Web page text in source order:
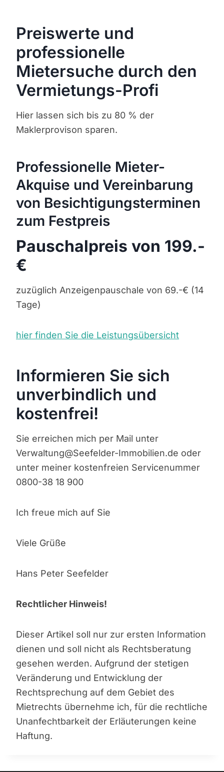
Preiswerte und
professionelle
Mietersuche durch den
Vermietungs-Profi
Hier lassen sich bis zu 80 % der
Maklerprovison sparen.
Professionelle Mieter-
Akquise und Vereinbarung
von Besichtigungsterminen
zum Festpreis
Pauschalpreis von 199.-
€
zuzüglich Anzeigenpauschale von 69.-€ (14
Tage)
hier finden Sie die Leistungsübersicht
Informieren Sie sich
unverbindlich und
kostenfrei!
Sie erreichen mich per Mail unter
Verwaltung@Seefelder-Immobilien.de oder
unter meiner kostenfreien Servicenummer
0800-38 18 900
Ich freue mich auf Sie
Viele Grüße
Hans Peter Seefelder
Rechtlicher Hinweis!
Dieser Artikel soll nur zur ersten Information
dienen und soll nicht als Rechtsberatung
gesehen werden. Aufgrund der stetigen
Veränderung und Entwicklung der
Rechtsprechung auf dem Gebiet des
Mietrechts übernehme ich, für die rechtliche
Unanfechtbarkeit der Erläuterungen keine
Haftung.